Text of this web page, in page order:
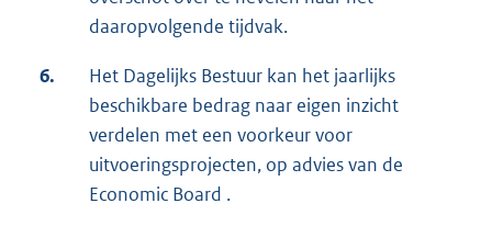
daaropvolgende tijdvak.
6.
Het Dagelijks Bestuur kan het jaarlijks
beschikbare bedrag naar eigen inzicht
verdelen met een voorkeur voor
uitvoeringsprojecten, op advies van de
Economic Board .